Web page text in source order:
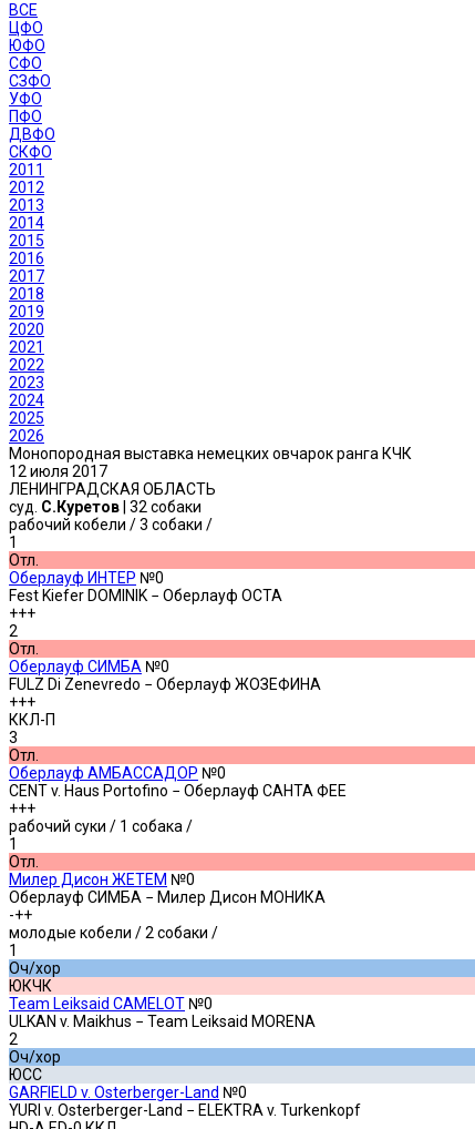
ВСЕ
ЦФО
ЮФО
СФО
СЗФО
УФО
ПФО
ДВФО
СКФО
2011
2012
2013
2014
2015
2016
2017
2018
2019
2020
2021
2022
2023
2024
2025
2026
Монопородная выставка немецких овчарок ранга КЧК
12 июля 2017
ЛЕНИНГРАДСКАЯ ОБЛАСТЬ
суд. С.Куретов | 32 собаки
рабочий кобели / 3 собаки /
1
Отл.
Оберлауф ИНТЕР №0
Fest Kiefer DOMINIK − Оберлауф ОСТА
+++
2
Отл.
Оберлауф СИМБА №0
FULZ Di Zenevredo − Оберлауф ЖОЗЕФИНА
+++
ККЛ-П
3
Отл.
Оберлауф АМБАССАДОР №0
CENT v. Haus Portofino − Оберлауф САНТА ФЕЕ
+++
рабочий суки / 1 собака /
1
Отл.
Милер Дисон ЖЕТЕМ №0
Оберлауф СИМБА − Милер Дисон МОНИКА
-++
молодые кобели / 2 собаки /
1
Оч/хор
ЮКЧК
Team Leiksaid CAMELOT №0
ULKAN v. Maikhus − Team Leiksaid MORENA
2
Оч/хор
ЮСС
GARFIELD v. Osterberger-Land №0
YURI v. Osterberger-Land − ELEKTRA v. Turkenkopf